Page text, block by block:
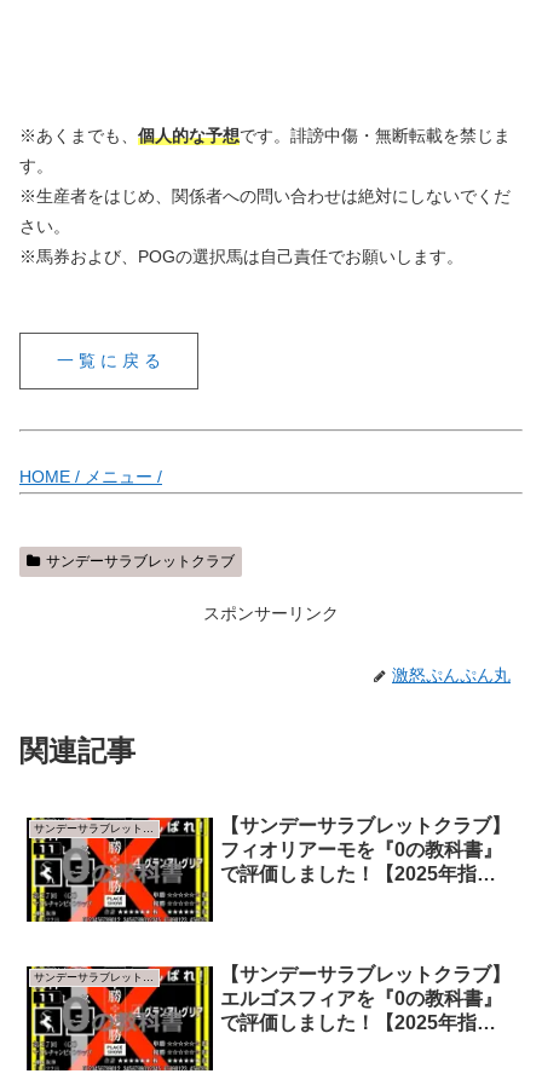
※あくまでも、 個人的な予想です。誹謗中傷・無断転載を禁じま
す。
※生産者をはじめ、関係者への問い合わせは絶対にしないでくだ
さい。
※馬券および、POGの選択馬は自己責任でお願いします。
一 覧 に 戻 る
HOME / メニュー /
サンデーサラブレットクラブ
スポンサーリンク
激怒ぷんぷん丸
関連記事
【サンデーサラブレットクラブ】
フィオリアーモを『0の教科書』
で評価しました！【2025年指標
サンデーサラブレットクラブ
【サンデーサラブレットクラブ】
エルゴスフィアを『0の教科書』
で評価しました！【2025年指標